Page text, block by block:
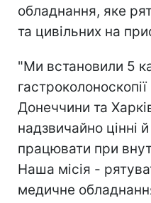
обладнання, яке
та цивільних на
"Ми встановили 5
Донеччини та
надзвичайно цінні
працювати при
Наша місія -
медичне